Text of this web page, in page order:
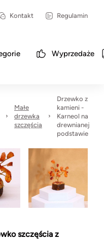
Kontakt Regulamin
Wyprzedaże
Małe
drzewka
szczęścia
Drzewko z
kamieni -
Karneol na
drewnianej
podstawie
szczęścia z